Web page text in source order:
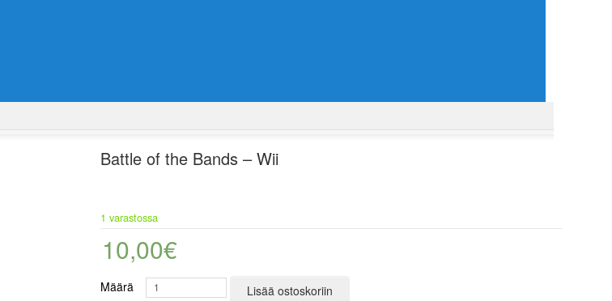
Battle of the Bands – Wii
1 varastossa
10,00€
Määrä Lisää ostoskoriin